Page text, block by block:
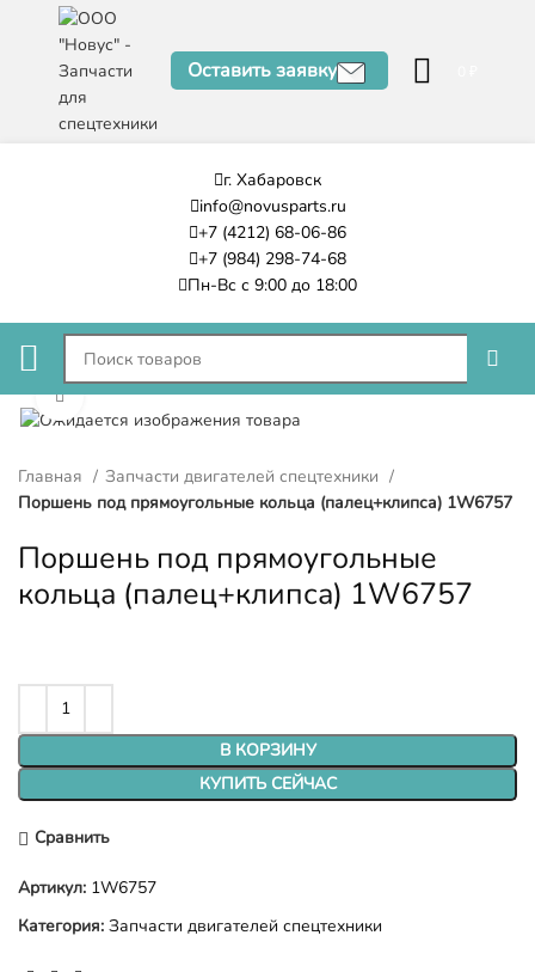
Оставить заявку
г. Хабаровск
info@novusparts.ru
+7 (4212) 68-06-86
+7 (984) 298-74-68
Пн-Вс с 9:00 до 18:00
Нажмите, чтобы увеличить
Главная
Запчасти двигателей спецтехники
Поршень под прямоугольные кольца (палец+клипса) 1W6757
Поршень под прямоугольные
кольца (палец+клипса) 1W6757
В КОРЗИНУ
КУПИТЬ СЕЙЧАС
Сравнить
Артикул: 1W6757
Категория: Запчасти двигателей спецтехники